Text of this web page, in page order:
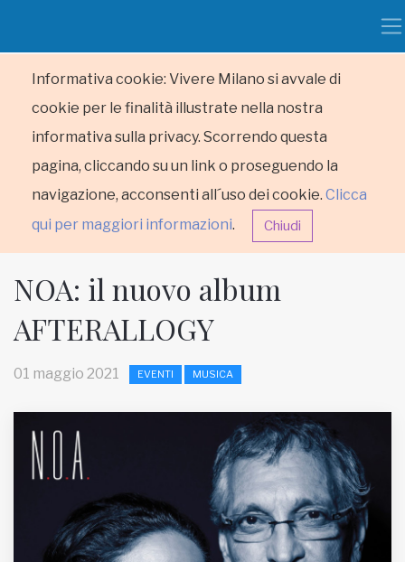
Informativa cookie: Vivere Milano si avvale di
cookie per le finalità illustrate nella nostra
informativa sulla privacy. Scorrendo questa
pagina, cliccando su un link o proseguendo la
navigazione, acconsenti all´uso dei cookie. Clicca
qui per maggiori informazioni. Chiudi
HOME
MUNICIPI
Inviateci le vostre segnalazioni
Iscriviti alla newsletter
NOA: il nuovo album
AFTERALLOGY
01 maggio 2021 EVENTI MUSICA